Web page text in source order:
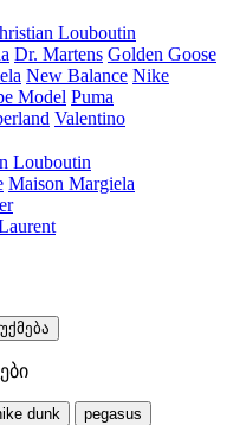
Louboutin
Dr. Martens Golden Goose
New Balance Nike
Model Puma
Valentino
Louboutin
Maison Margiela
dunk
pegasus